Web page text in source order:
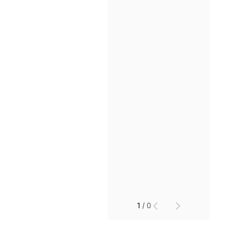
1 /0